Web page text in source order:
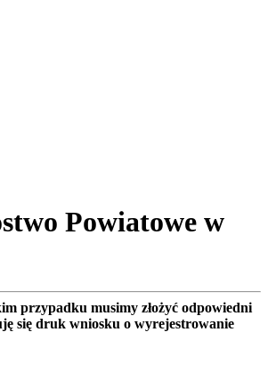
Powiatowe w
przypadku musimy złożyć odpowiedni
się druk wniosku o wyrejestrowanie